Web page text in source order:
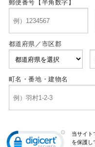
郵便番号【半角数字】
都道府県／市区郡
町名・番地・建物名
当サイト
を保護し